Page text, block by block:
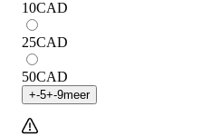
10CAD
25CAD
50CAD
+-5+-9meer